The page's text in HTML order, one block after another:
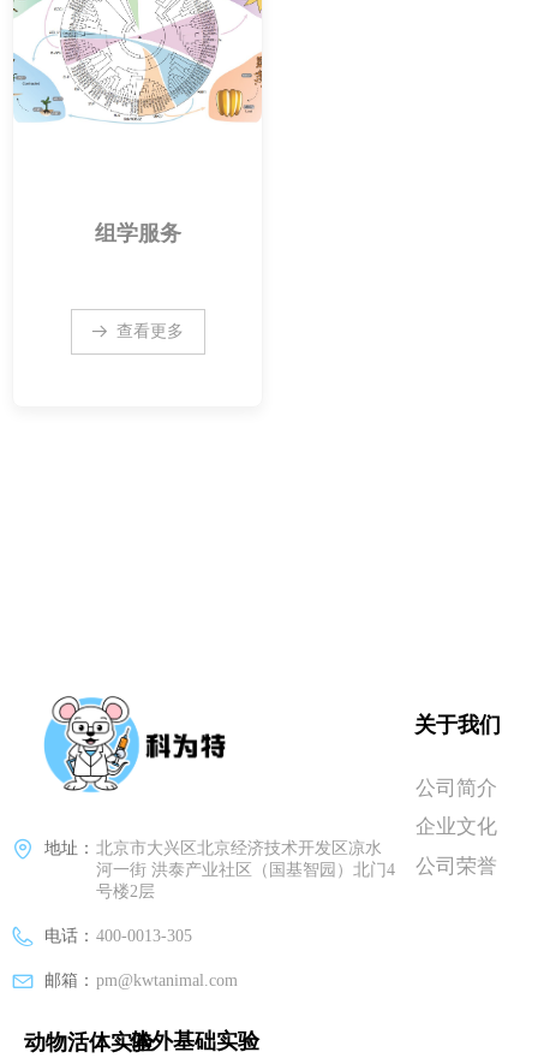
组学服务
뀠 查看更多
地址： 北京市大兴区北京经济技术开发区凉水
河一街 洪泰产业社区（国基智园）北门4
号楼2层
电话： 400-0013-305
邮箱： pm@kwtanimal.com
体外基础实验
关于我们
公司简介
企业文化
公司荣誉
动物活体实验